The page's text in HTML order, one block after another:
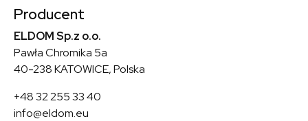
Producent
ELDOM Sp.z o.o.
Pawła Chromika 5a
40-238 KATOWICE, Polska
+48 32 255 33 40
info@eldom.eu